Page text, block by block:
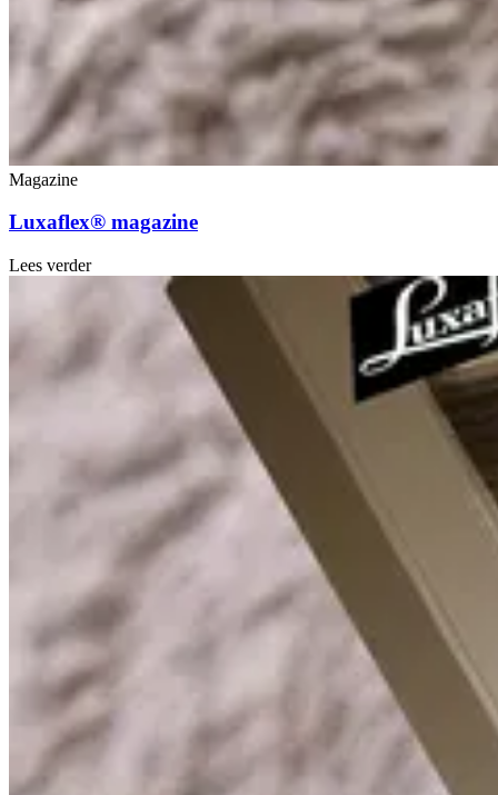
Magazine
Luxaflex® magazine
Lees verder